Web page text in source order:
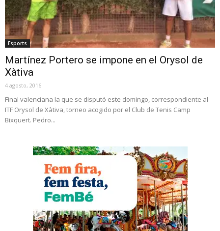
Esports
Martínez Portero se impone en el Orysol de
Xàtiva
4 agosto, 2016
Final valenciana la que se disputó este domingo, correspondiente al
ITF Orysol de Xàtiva, torneo acogido por el Club de Tenis Camp
Bixquert. Pedro...